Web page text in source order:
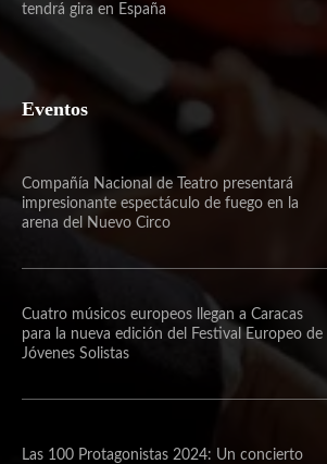
tendrá gira en España
Eventos
Compañía Nacional de Teatro presentará
impresionante espectáculo de fuego en la
arena del Nuevo Circo
Cuatro músicos europeos llegan a Caracas
para la nueva edición del Festival Europeo de
Jóvenes Solistas
Las 100 Protagonistas 2024: Un concierto